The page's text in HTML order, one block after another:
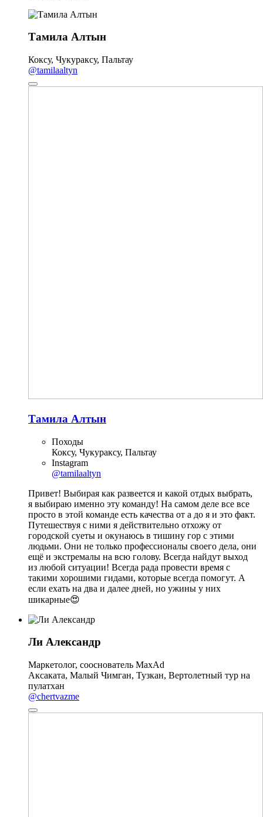
Тамила Алтын
Коксу, Чукураксу, Пальтау
@tamilaaltyn
Тамила Алтын
Походы
Коксу, Чукураксу, Пальтау
Instagram
@tamilaaltyn
Привет! Выбирая как развеется и какой отдых выбрать,
я выбираю именно эту команду! На самом деле все все
просто в этой команде есть качества от а до я и это факт.
Путешествуя с ними я действительно отхожу от
городской суеты и окунаюсь в тишину гор с этими
людьми. Они не только профессионалы своего дела, они
ещё и экстремалы на всю голову. Всегда найдут выход
из любой ситуации! Всегда рада провести время с
такими хорошими гидами, которые всегда помогут. А
если ехать на два и далее дней, но ужины у них
шикарные😍
Ли Александр
Маркетолог, сооснователь MaxAd
Аксаката, Малый Чимган, Тузкан, Вертолетный тур на
пулатхан
@chertvazme